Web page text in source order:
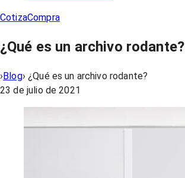
CotizaCompra
¿Qué es un archivo rodante?
› Blog›¿Qué es un archivo rodante?
23 de julio de 2021